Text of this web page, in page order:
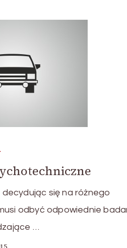
się na różnego
odbyć odpowiednie
…